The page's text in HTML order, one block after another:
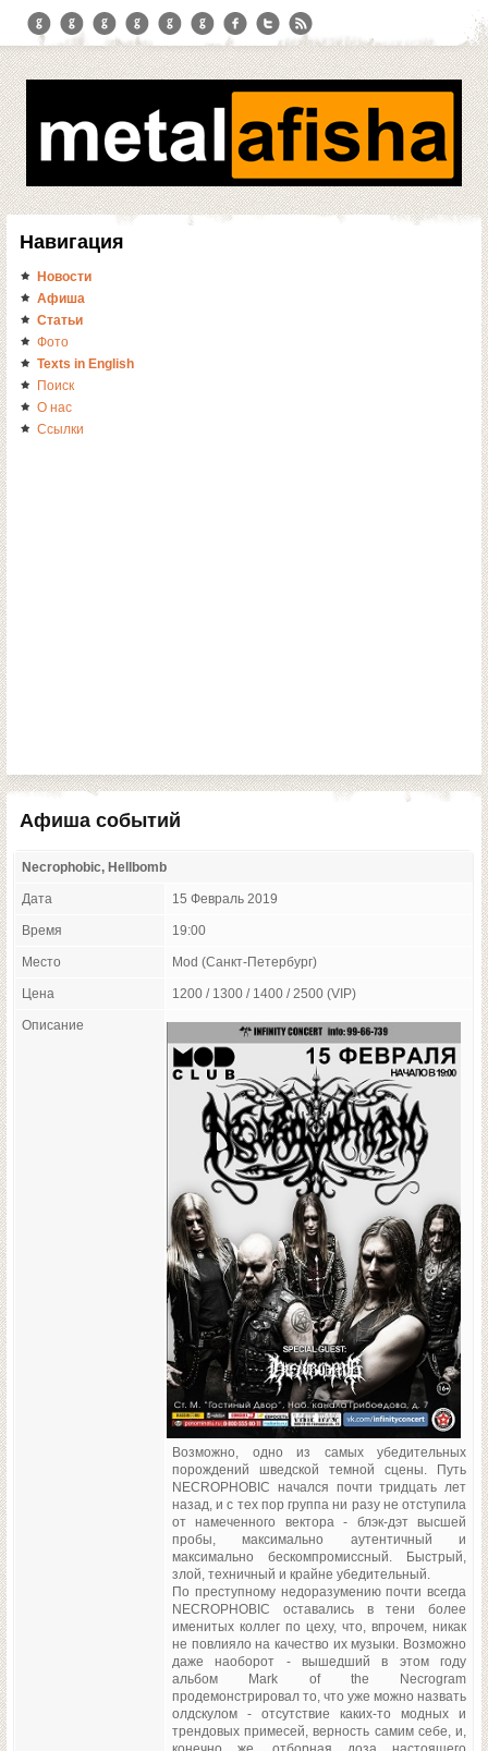
Навигация
Новости
Афиша
Статьи
Фото
Texts in English
Поиск
О нас
Ссылки
Афиша событий
Necrophobic, Hellbomb
Дата 15 Февраль 2019
Время 19:00
Место Mod (Санкт-Петербург)
Цена 1200 / 1300 / 1400 / 2500 (VIP)
Описание
Возможно, одно из самых убедительных
порождений шведской темной сцены. Путь
NECROPHOBIC начался почти тридцать лет
назад, и с тех пор группа ни разу не отступила
от намеченного вектора - блэк-дэт высшей
пробы, максимально аутентичный и
максимально бескомпромиссный. Быстрый,
злой, техничный и крайне убедительный.
По преступному недоразумению почти всегда
NECROPHOBIC оставались в тени более
именитых коллег по цеху, что, впрочем, никак
не повлияло на качество их музыки. Возможно
даже наоборот - вышедший в этом году
альбом Mark of the Necrogram
продемонстрировал то, что уже можно назвать
олдскулом - отсутствие каких-то модных и
трендовых примесей, верность самим себе, и,
конечно же, отборная доза настоящего